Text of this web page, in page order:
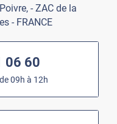
- ZAC de la
- FRANCE
06 60
09h à 12h